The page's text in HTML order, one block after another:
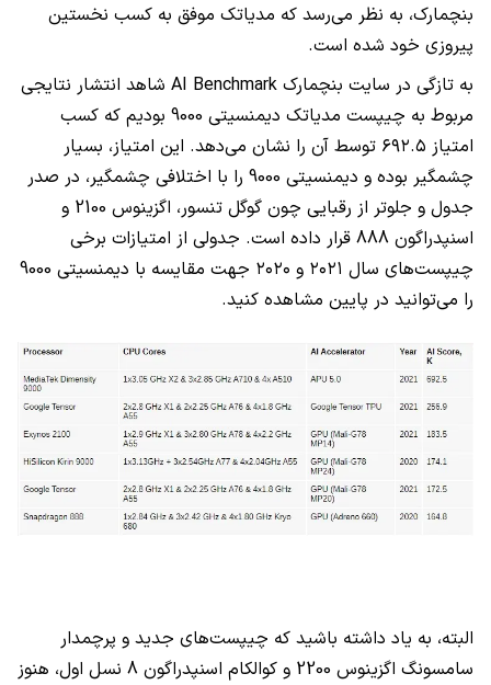
بنچمارک، به نظر می‌رسد که مدیاتک موفق به کسب نخستین
پیروزی خود شده است.
به تازگی در سایت بنچمارک AI Benchmark شاهد انتشار نتایجی
مربوط به چیپست مدیاتک دیمنسیتی 9000 بودیم که کسب
امتیاز ۶۹۲.۵ توسط آن را نشان می‌دهد. این امتیاز، بسیار
چشمگیر بوده و دیمنسیتی 9000 را با اختلافی چشمگیر، در صدر
جدول و جلوتر از رقبایی چون گوگل تنسور، اگزینوس 2100 و
اسنپدراگون 888 قرار داده است. جدولی از امتیازات برخی
چیپست‌های سال ۲۰۲۱ و ۲۰۲۰ جهت مقایسه با دیمنسیتی 9000
را می‌توانید در پایین مشاهده کنید.
البته، به یاد داشته باشید که چیپست‌های جدید و پرچمدار
سامسونگ اگزینوس 2200 و کوالکام اسنپدراگون 8 نسل اول، هنوز